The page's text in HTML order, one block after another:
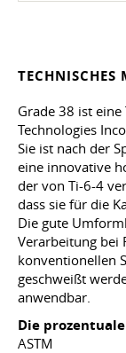
TECHNISCHES
Grade 38 ist
Technologies
Sie ist nach der
eine innovative
der von Ti-6-4
dass sie für die
Die gute
Verarbeitung bei
konventionellen
geschweißt
anwendbar.
Die
ASTM